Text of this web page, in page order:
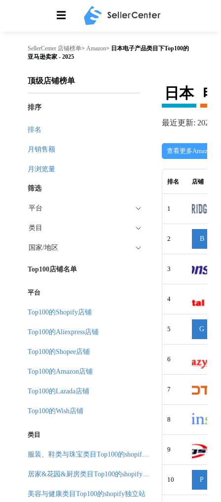
☰
SellerCenter 店铺榜单> Amazon> 日本电子产品类目下Top100的
亚马逊卖家 - 2025
日本
最近更新: 2026-
查看更多Amazon
排名 店铺
1
2 B
3
4
5 G
6
7
8
9
10 P
顶级店铺榜单
排序
排名
月销售额
月浏览量
筛选
平台
类目
国家/地区
Top100店铺名单
平台
Top100的Shopify店铺
Top100的Aliexpress店铺
Top100的Shopee店铺
Top100的Amazon店铺
Top100的Lazada店铺
Top100的Wish店铺
类目
美容与健康类目Top100的shopify独立站